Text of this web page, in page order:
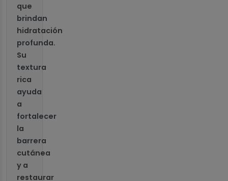
que
brindan
hidratación
profunda.
Su
textura
rica
ayuda
a
fortalecer
la
barrera
cutánea
y a
restaurar